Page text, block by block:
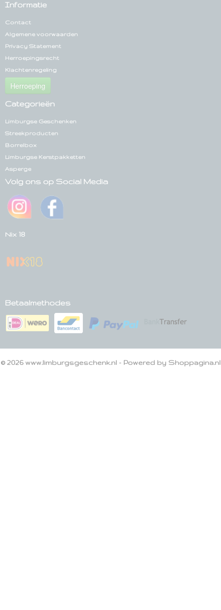
Informatie
Contact
Algemene voorwaarden
Privacy Statement
Herroepingsrecht
Klachtenregeling
Herroeping
Categorieën
Limburgse Geschenken
Streekproducten
Borrelbox
Limburgse Kerstpakketten
Asperge
Volg ons op Social Media
Nix 18
Betaalmethodes
© 2026 www.limburgsgeschenk.nl - Powered by Shoppagina.nl